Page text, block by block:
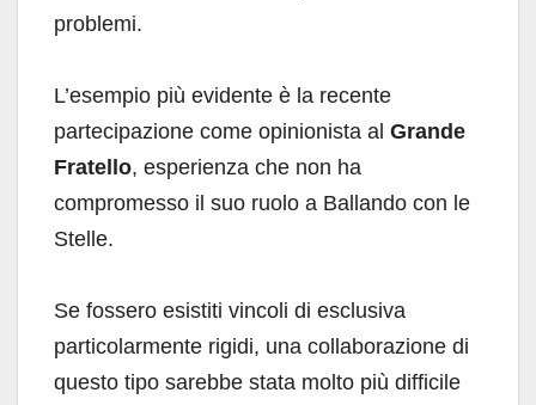
problemi.
L’esempio più evidente è la recente
partecipazione come opinionista al Grande
Fratello, esperienza che non ha
compromesso il suo ruolo a Ballando con le
Stelle.
Se fossero esistiti vincoli di esclusiva
particolarmente rigidi, una collaborazione di
questo tipo sarebbe stata molto più difficile